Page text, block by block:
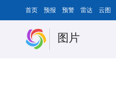
首页 预报 预警 雷达 云图
图片